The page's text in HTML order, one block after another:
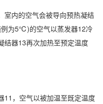
内的空气会被导向预热凝结
为5℃)的空气以蒸发器12冷
结器13再次加热至预定温度
，空气以被加温至既定温度